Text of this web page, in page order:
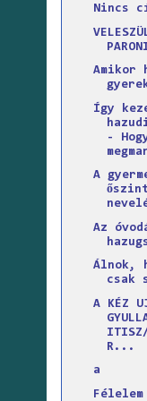
Nincs
Amikor
Így
-
A
Az
Álnok,
csak
A KÉZ
ITISZ/
R...
a